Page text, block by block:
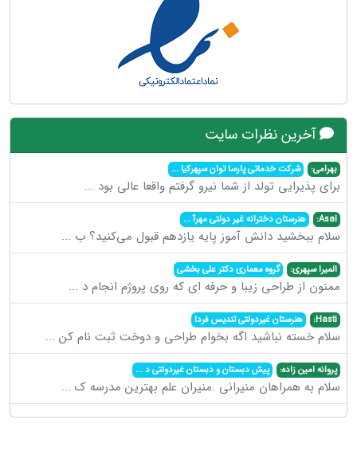
آخرین نظرات سایت
بهرامی: شرکت خدماتی پارسا توان سپهرکیا ...
برای پذیرایی تولد از شما نیرو گرفتم واقعا عالی بود ...
Asal: هنرستان دخترانه غیر دولتی مهرآ...
سلام ببخشید دانش آموز پایه یازدهم قبول می‌کنید؟ ب ...
المیرا سپهری: گروه معماری دکتر علی بخشی
ممنون از طراحی زیبا و حرفه ای که روی پروژم انجام د ...
Hasti: هنرستان غیردولتی تندیس فردا
سلام خسته نباشید اگه بخوام طراحی و دوخت ثبت نام کن ...
پروانه امین زاده: پیش دبستان و دبستان غیردولتی د...
سلام به همراهان منیرانی .منیران علم بهترین مدرسه ک ...